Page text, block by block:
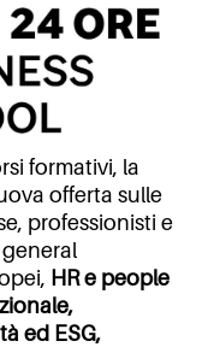
formativi, la
offerta sulle
professionisti e
HR e people
ed ESG,